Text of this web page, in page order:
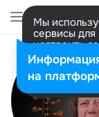
Мы
сервисы для
настроить
Разрешить
на